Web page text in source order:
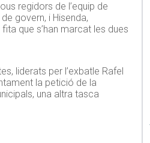
regidors de l’equip de
govern, i Hisenda,
que s’han marcat les dues
liderats per l’exbatle Rafel
la petició de la
una altra tasca